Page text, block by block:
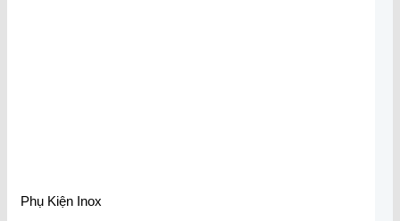
Phụ Kiện Inox